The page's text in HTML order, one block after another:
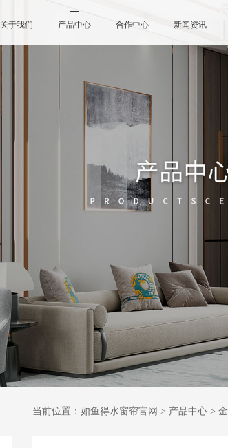
关于我们 产品中心 合作中心 新闻资讯
当前位置： 如鱼得水窗帘官网 > 产品中心 >